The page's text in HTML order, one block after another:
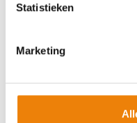
Statistieken
Marketing
Een
succes
bekendstaat om haar
fabriceren en installeren